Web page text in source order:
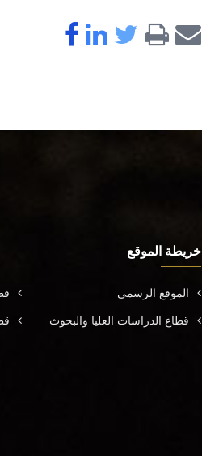
خريطة الموقع
الموقع الرسمي
قطاع الدراسات العليا والبحوث